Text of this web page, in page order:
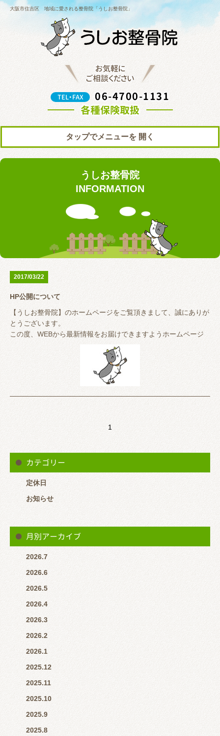
大阪市住吉区 地域に愛される整骨院「うしお整骨院」
お気軽に
ご相談ください
TEL・FAX
06-4700-1131
各種保険取扱
タップでメニューを
料金表
お知らせ
リアライン（骨盤矯正） トレーニング指導
お問い合わせ
うしお整骨院
INFORMATION
2017/03/22
HP公開について
【うしお整骨院】のホームページをご覧頂きまして、誠にありが
とうございます。
この度、WEBから最新情報をお届けできますようホームページ
今回、パソコンだけではなくスマートフォンからの表示も見やす
今後とも【うしお整骨院】を宜しくお願い申し上げます。
1
カテゴリー
定休日
お知らせ
月別アーカイブ
2026.7
2026.6
2026.5
2026.4
2026.3
2026.2
2026.1
2025.12
2025.11
2025.10
2025.9
2025.8